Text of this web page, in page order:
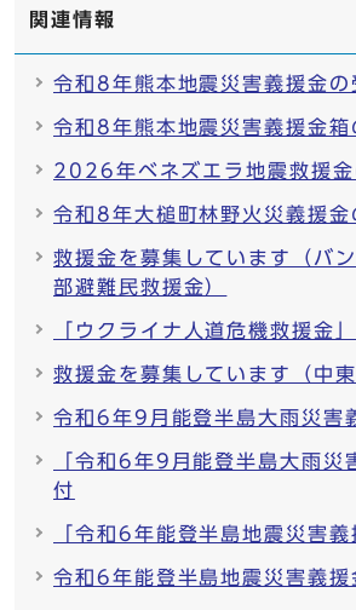
関連情報
令和8年熊本地震災害義援金の
令和8年熊本地震災害義援金箱
2026年ベネズエラ地震救援金
令和8年大槌町林野火災義援金
救援金を募集しています（バ
部避難民救援金）
「ウクライナ人道危機救援金
救援金を募集しています（中東
令和6年9月能登半島大雨災害
「令和6年9月能登半島大雨災
付
「令和6年能登半島地震災害
令和6年能登半島地震災害義援